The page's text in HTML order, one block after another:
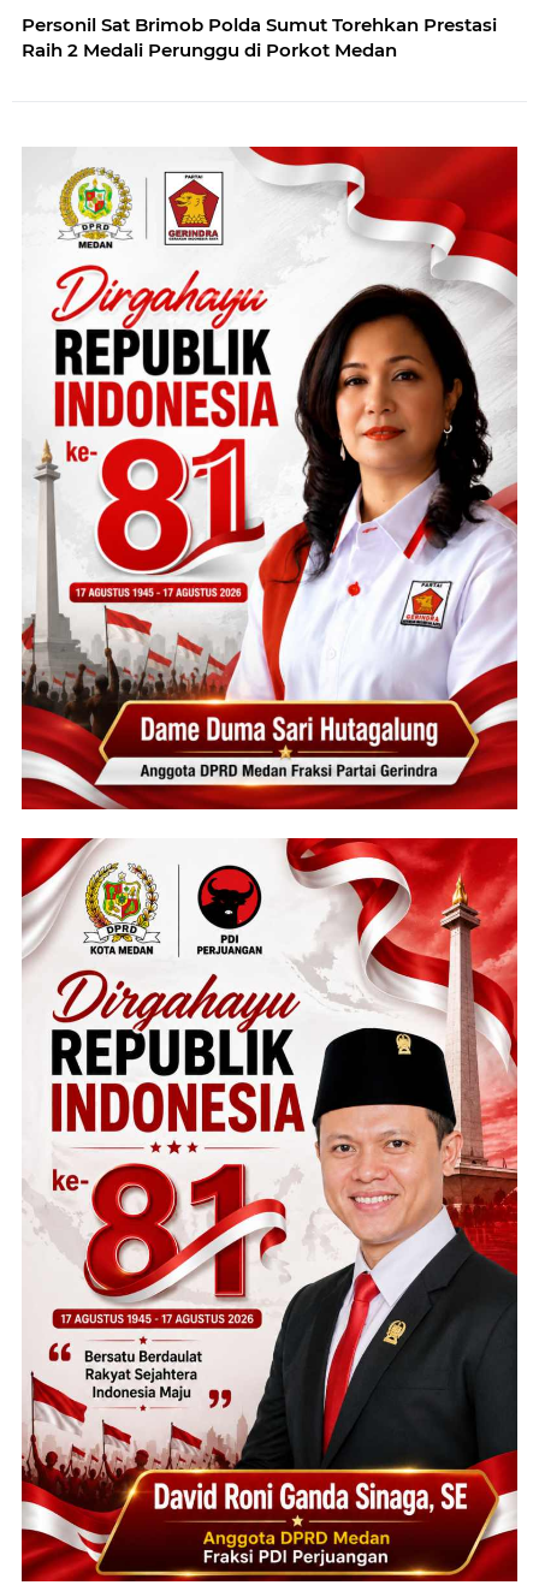
Personil Sat Brimob Polda Sumut Torehkan Prestasi
Raih 2 Medali Perunggu di Porkot Medan